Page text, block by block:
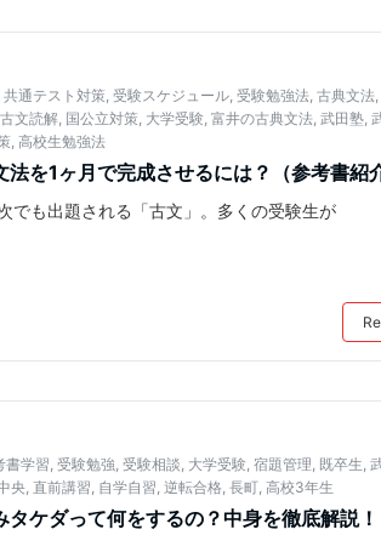
,共通テスト対策 ,受験スケジュール ,受験勉強法 ,古典文法
,古文読解 国公立対策 大学受験 ,富井の古典文法 ,武田塾 ,
,高校生勉強法
を1ヶ月で完成させるには？（参考書紹
でも出題される「古文」。多くの受験生が
書学習,受験勉強,受験相談, 大学受験,宿題管理, 既卒生,
央,直前講習, 自学自習,逆転合格,長町,高校3年生
タケダって何をするの？中身を徹底解説